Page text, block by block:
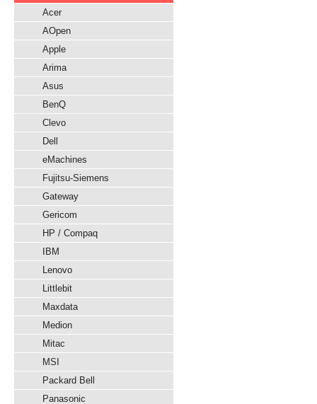
Acer
AOpen
Apple
Arima
Asus
BenQ
Clevo
Dell
eMachines
Fujitsu-Siemens
Gateway
Gericom
HP / Compaq
IBM
Lenovo
Littlebit
Maxdata
Medion
Mitac
MSI
Packard Bell
Panasonic